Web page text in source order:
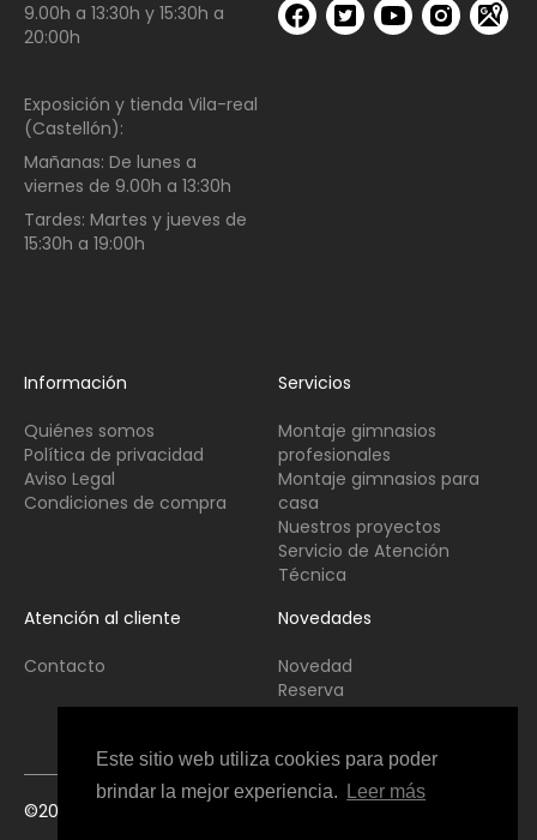
Este sitio web utiliza cookies para poder
brindar la mejor experiencia.
Leer más
9.00h a 13:30h y 15:30h a
20:00h
Exposición y tienda Vila-real
(Castellón):
Mañanas: De lunes a
viernes de 9.00h a 13:30h
Tardes: Martes y jueves de
15:30h a 19:00h
Información
Quiénes somos
Política de privacidad
Aviso Legal
Condiciones de compra
Servicios
Montaje gimnasios
profesionales
Montaje gimnasios para
casa
Nuestros proyectos
Servicio de Atención
Técnica
Atención al cliente
Contacto
Novedades
Novedad
Reserva
Usado
©2021 Copyright Fitness Interior All Rights Reserved